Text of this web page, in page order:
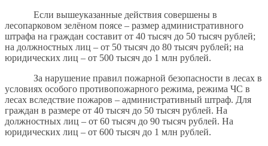
Если вышеуказанные действия совершены в
лесопарковом зелёном поясе – размер административного
штрафа на граждан составит от 40 тысяч до 50 тысяч рублей;
на должностных лиц – от 50 тысяч до 80 тысяч рублей; на
юридических лиц – от 500 тысяч до 1 млн рублей.
За нарушение правил пожарной безопасности в лесах в
условиях особого противопожарного режима, режима ЧС в
лесах вследствие пожаров – административный штраф. Для
граждан в размере от 40 тысяч до 50 тысяч рублей. На
должностных лиц – от 60 тысяч до 90 тысяч рублей. На
юридических лиц – от 600 тысяч до 1 млн рублей.